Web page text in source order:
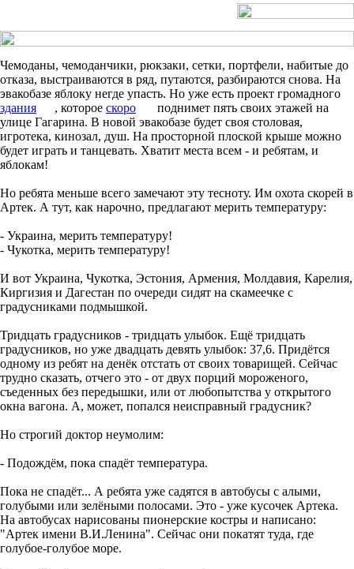
Чемоданы, чемоданчики, рюкзаки, сетки, портфели, набитые до
отказа, выстраиваются в ряд, путаются, разбираются снова. На
эвакобазе яблоку негде упасть. Но уже есть проект громадного
здания
, которое скоро
поднимет пять своих этажей на
улице Гагарина. В новой эвакобазе будет своя столовая,
игротека, кинозал, душ. На просторной плоской крыше можно
будет играть и танцевать. Хватит места всем - и ребятам, и
яблокам!
Но ребята меньше всего замечают эту тесноту. Им охота скорей в
Артек. А тут, как нарочно, предлагают мерить температуру:
- Украина, мерить температуру!
- Чукотка, мерить температуру!
И вот Украина, Чукотка, Эстония, Армения, Молдавия, Карелия,
Киргизия и Дагестан по очереди сидят на скамеечке с
градусниками подмышкой.
Тридцать градусников - тридцать улыбок. Ещё тридцать
градусников, но уже двадцать девять улыбок: 37,6. Придётся
одному из ребят на денёк отстать от своих товарищей. Сейчас
трудно сказать, отчего это - от двух порций мороженого,
съеденных без передышки, или от любопытства у открытого
окна вагона. А, может, попался неисправный градусник?
Но строгий доктор неумолим:
- Подождём, пока спадёт температура.
Пока не спадёт... А ребята уже садятся в автобусы с алыми,
голубыми или зелёными полосами. Это - уже кусочек Артека.
На автобусах нарисованы пионерские костры и написано:
"Артек имени В.И.Ленина". Сейчас они покатят туда, где
голубое-голубое море.